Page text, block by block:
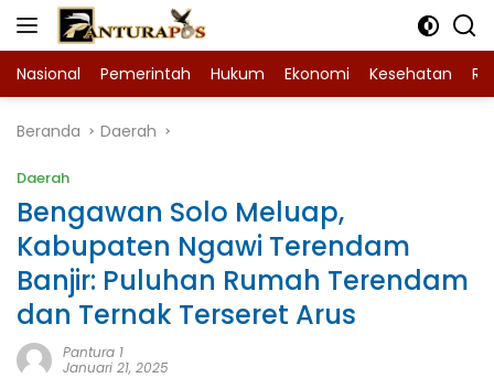
Langsung
Nasional Pemerintah Hukum Ekonomi Kesehatan
Beranda Daerah
Daerah
Bengawan Solo Meluap,
Kabupaten Ngawi Terendam
Banjir: Puluhan Rumah Terendam
dan Ternak Terseret Arus
Pantura 1
Januari 21, 2025